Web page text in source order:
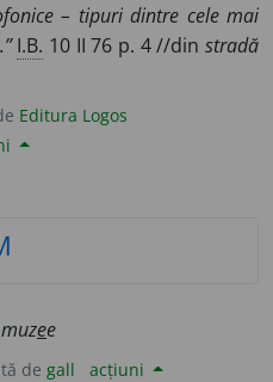
– tipuri dintre cele mai
I.B. 10 II 76 p. 4 //dinstradă
Editura Logos
muzee
de gall acțiuni